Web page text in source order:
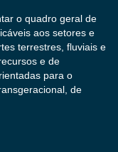
o quadro geral de
aos setores e
terrestres, fluviais e
e de
para o
de